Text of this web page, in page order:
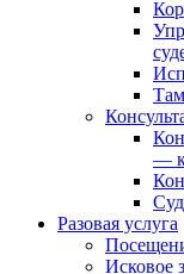
—
Разовая услуга
Исковое